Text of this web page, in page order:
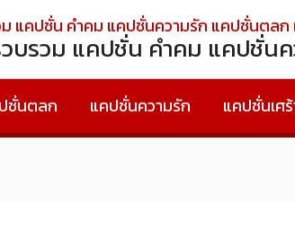
บรวม แคปชั่น คำคม แคปชั่
ชั่นตลก แคปชั่นความรัก แคปชั่นเศ